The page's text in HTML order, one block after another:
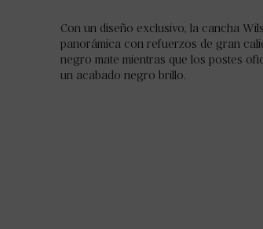
Con un diseño exclusivo, la cancha
panorámica con refuerzos de gran
negro mate mientras que los postes
un acabado negro brillo.